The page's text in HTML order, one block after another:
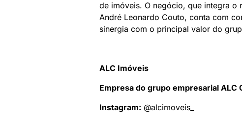
de imóveis. O negócio, que integra
André Leonardo Couto, conta com
sinergia com o principal valor do
ALC Imóveis
Empresa do grupo empresarial ALC
Instagram: @alcimoveis_